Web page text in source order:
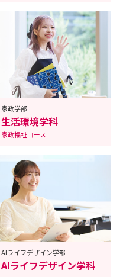
家政学部
生活環境学科
家政福祉コース
AIライフデザイン学部
AIライフデザイン学科